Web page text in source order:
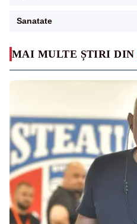
MAI MULTE ȘTIRI DIN
Sanatate